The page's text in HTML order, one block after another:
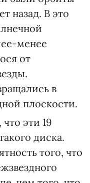
назад. В это
менее
от
в
плоскости.
эти 19
диска.
того, что